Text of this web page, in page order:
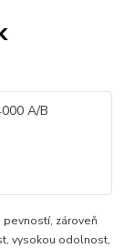
pevností, zároveň
vysokou odolnost,